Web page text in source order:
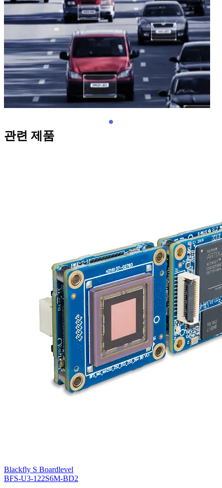
관련 제품
Blackfly S Boardlevel
BFS-U3-122S6M-BD2